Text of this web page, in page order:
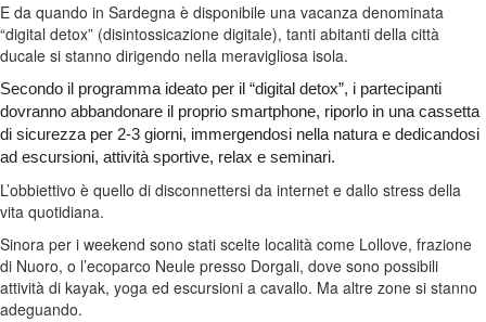
E da quando in Sardegna è disponibile una vacanza denominata
“digital detox” (disintossicazione digitale), tanti abitanti della città
ducale si stanno dirigendo nella meravigliosa isola.
Secondo il programma ideato per il “digital detox”, i partecipanti
dovranno abbandonare il proprio smartphone, riporlo in una cassetta
di sicurezza per 2-3 giorni, immergendosi nella natura e dedicandosi
ad escursioni, attività sportive, relax e seminari.
L’obbiettivo è quello di disconnettersi da internet e dallo stress della
vita quotidiana.
Sinora per i weekend sono stati scelte località come Lollove, frazione
di Nuoro, o l’ecoparco Neule presso Dorgali, dove sono possibili
attività di kayak, yoga ed escursioni a cavallo. Ma altre zone si stanno
adeguando.